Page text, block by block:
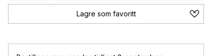
Lagre som favoritt